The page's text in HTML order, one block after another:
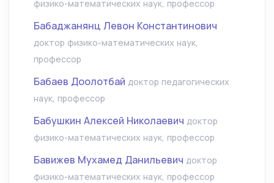
физико-математических наук, профессор
Бабаджанянц Левон Константинович
доктор физико-математических наук,
профессор
Бабаев Доолотбай доктор педагогических
наук, профессор
Бабушкин Алексей Николаевич доктор
физико-математических наук, профессор
Бавижев Мухамед Данильевич доктор
физико-математических наук, профессор